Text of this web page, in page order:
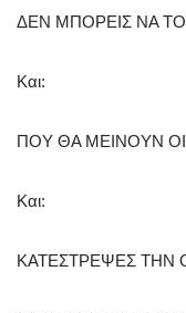
ΔΕΝ ΜΠΟΡΕΙΣ ΝΑ
Και:
ΠΟΥ ΘΑ ΜΕΙΝΟΥΝ ΟΙ
Και:
ΚΑΤΕΣΤΡΕΨΕΣ ΤΗΝ